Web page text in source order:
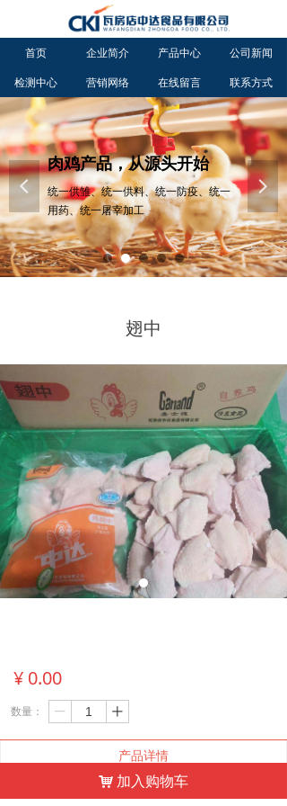
肉鸡产品，从源头开始
统一供雏、统一供料、统一防疫、统一
用药、统一屠宰加工
넳 넲
检测中心 营销网络 在线留言 联系方式
首页 企业简介 产品中心 公司新闻
翅中
产品详情
【这是一个产品详情】产品详情已自动绑
¥ 0.00
数量： ꄷ ꄸ
낙 加入购物车